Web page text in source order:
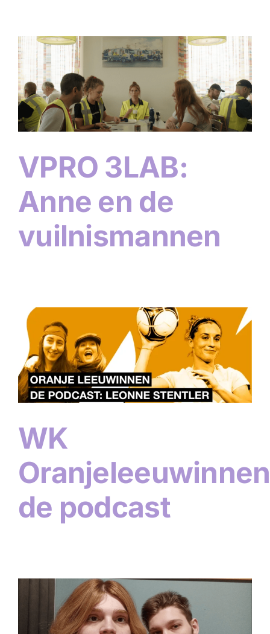
VPRO 3LAB:
Anne en de
vuilnismannen
WK
de podcast